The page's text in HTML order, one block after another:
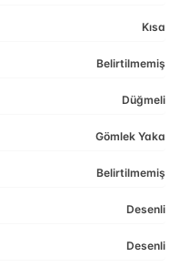
Kısa
Belirtilmemiş
Düğmeli
Gömlek Yaka
Belirtilmemiş
Desenli
Desenli